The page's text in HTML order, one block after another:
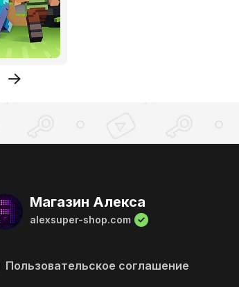
Магазин Алекса
alexsuper-shop.com
Пользовательское соглашение